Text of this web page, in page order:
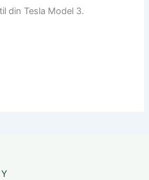
din Tesla Model 3.